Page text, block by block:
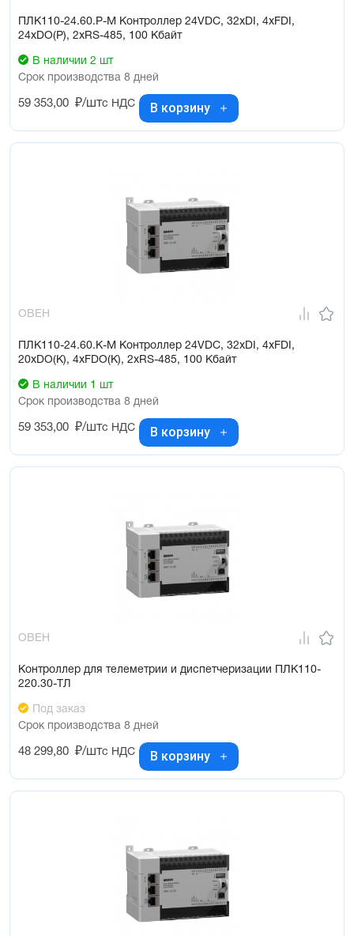
ПЛК110-24.60.Р-М Контроллер 24VDC, 32xDI, 4xFDI,
24xDO(Р), 2xRS-485, 100 Кбайт
В наличии 2 шт
Срок производства 8 дней
59 353,00 ₽/штс НДС В корзину
ОВЕН
ПЛК110-24.60.К-М Контроллер 24VDC, 32xDI, 4xFDI,
20xDO(К), 4xFDO(К), 2xRS-485, 100 Кбайт
В наличии 1 шт
Срок производства 8 дней
59 353,00 ₽/штс НДС В корзину
ОВЕН
Контроллер для телеметрии и диспетчеризации ПЛК110-
220.30-ТЛ
Под заказ
Срок производства 8 дней
48 299,80 ₽/штс НДС В корзину